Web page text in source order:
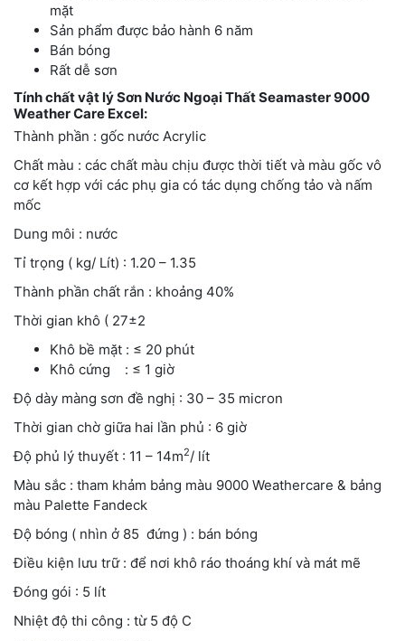
mặt
Sản phẩm được bảo hành 6 năm
Bán bóng
Rất dễ sơn
Tính chất vật lý Sơn Nước Ngoại Thất Seamaster 9000
Weather Care Excel:
Thành phần : gốc nước Acrylic
Chất màu : các chất màu chịu được thời tiết và màu gốc vô
cơ kết hợp với các phụ gia có tác dụng chống tảo và nấm
mốc
Dung môi : nước
Tỉ trọng ( kg/ Lít) : 1.20 – 1.35
Thành phần chất rắn : khoảng 40%
Thời gian khô ( 27±2
Khô bề mặt : ≤ 20 phút
Khô cứng : ≤ 1 giờ
Độ dày màng sơn đề nghị : 30 – 35 micron
Thời gian chờ giữa hai lần phủ : 6 giờ
Độ phủ lý thuyết : 11 – 14m2/ lít
Màu sắc : tham khảm bảng màu 9000 Weathercare & bảng
màu Palette Fandeck
Độ bóng ( nhìn ở 85 đứng ) : bán bóng
Điều kiện lưu trữ : để nơi khô ráo thoáng khí và mát mẽ
Đóng gói : 5 lít
Nhiệt độ thi công : từ 5 độ C